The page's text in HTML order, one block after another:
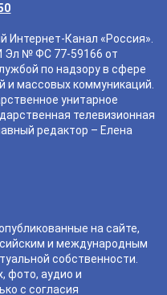
Интернет-Канал «Россия».
Эл № ФС 77-59166 от
по надзору в сфере
и массовых коммуникаций.
унитарное
телевизионная
редактор – Елена
на сайте,
и международным
собственности.
фото, аудио и
с согласия